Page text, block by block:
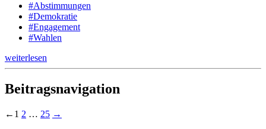
#Abstimmungen
#Demokratie
#Engagement
#Wahlen
weiterlesen
Beitragsnavigation
← 1 2 … 25 →